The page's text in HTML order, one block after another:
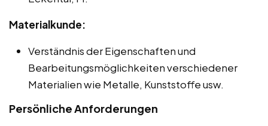
Materialkunde:
Verständnis der Eigenschaften und
Bearbeitungsmöglichkeiten verschiedener
Materialien wie Metalle, Kunststoffe usw.
Persönliche Anforderungen